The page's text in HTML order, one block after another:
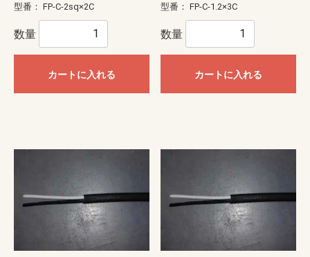
型番： FP-C-2sq×2C
数量
カートに入れる
型番： FP-C-1.2×3C
数量
カートに入れる